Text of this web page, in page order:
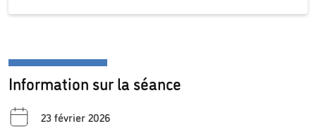
Information sur la séance
23 février 2026